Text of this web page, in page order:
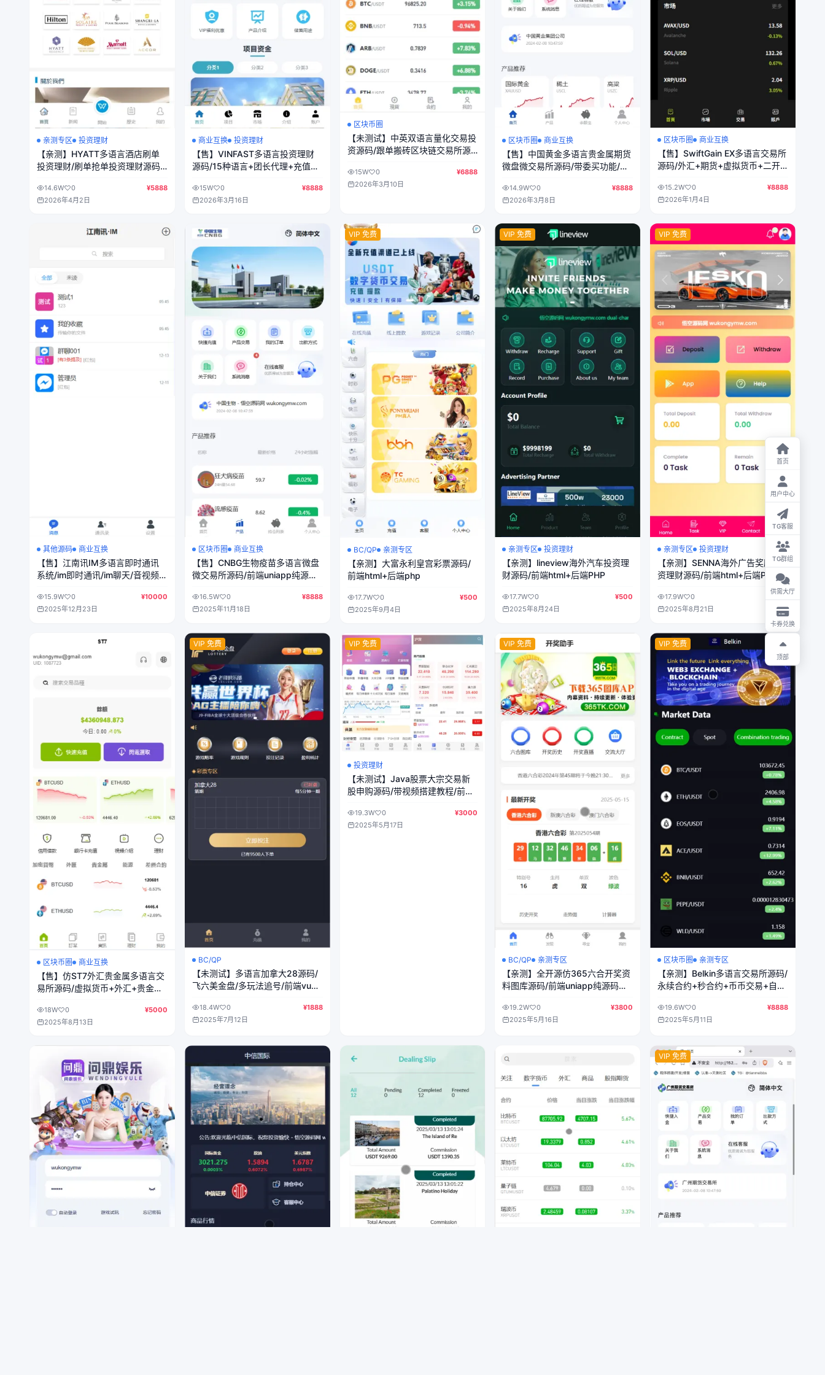
亲测专区 投资理财
【亲测】HYATT多语言酒店刷单
投资理财/刷单抢单投资理财源码/
14.6W 0
¥5888
2026年4月2日
商业互换 投资理财
【售】VINFAST多语言投资理财
源码/15种语言+团长代理+充值返
端PHP
15W 0
¥8888
2026年3月16日
区块币圈
【未测试】中英双语言量化交易投
资源码/跟单搬砖区块链交易所源
15W 0
¥6888
2026年3月10日
区块币圈 商业互换
【售】中国黄金多语言贵金属期货
微盘微交易所源码/带委买功能/盈
PHP14.9W 0
¥8888
2026年3月8日
区块币圈 商业互换
【售】SwiftGain EX多语言交易所
源码/外汇+期货+虚拟货币+二开
纯源码+后端PHP
15.2W 0
¥8888
2026年1月4日
其他源码 商业互换
【售】江南讯IM多语言即时通讯
系统/im即时通讯/im聊天/音视频
+后端php
15.9W 0
¥10000
2025年12月23日
区块币圈 商业互换
【售】CNBG生物疫苗多语言微盘
微交易所源码/前端uniapp纯源码
16.5W 0
¥8888
2025年11月18日
VIP 免费
BC/QP 亲测专区
【亲测】大富永利皇宫彩票源码/
前端html+后端php
17.7W 0
¥500
2025年9月4日
VIP 免费
亲测专区 投资理财
【亲测】lineview海外汽车投资理
财源码/前端html+后端PHP
17.7W 0
¥500
2025年8月24日
VIP 免费
亲测专区 投资理财
【亲测】SENNA海外广告奖励投
资理财源码/前端html+后端PHP
17.9W 0
¥500
2025年8月21日
区块币圈 商业互换
【售】仿ST7外汇贵金属多语言交
易所源码/虚拟货币+外汇+贵金属
+模拟账号/前端uniapp纯源码
18W 0
¥5000
2025年8月13日
VIP 免费
BC/QP
【未测试】多语言加拿大28源码/
飞六美金盘/多玩法追号/前端vue
18.4W 0
¥1888
2025年7月12日
VIP 免费
投资理财
【未测试】Java股票大宗交易新
股申购源码/带视频搭建教程/前端
19.3W 0
¥3000
2025年5月17日
VIP 免费
BC/QP 亲测专区
【亲测】全开源仿365六合开奖资
料图库源码/前端uniapp纯源码
19.2W 0
¥3800
2025年5月16日
VIP 免费
区块币圈 亲测专区
【亲测】Belkin多语言交易所源码/
永续合约+秒合约+币币交易+自发
+代理系统/前端uniapp+后端PHP
19.6W 0
¥8888
2025年5月11日
VIP 免费
首页
用户中心
TG客服
TG群组
供需大厅
卡券兑换
顶部